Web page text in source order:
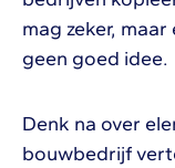
mag zeker,
geen goed idee.
Denk na over
bouwbedrijf